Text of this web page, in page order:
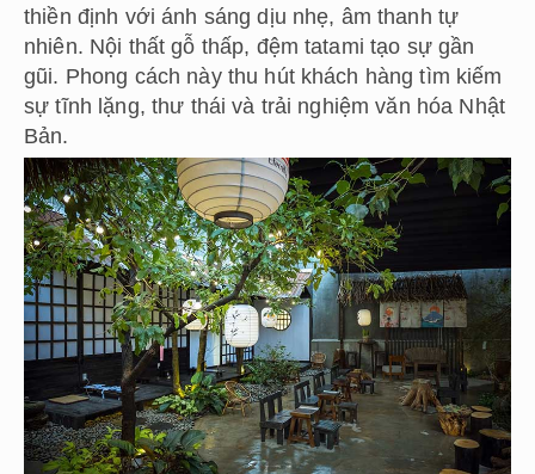
thiền định với ánh sáng dịu nhẹ, âm thanh tự
nhiên. Nội thất gỗ thấp, đệm tatami tạo sự gần
gũi. Phong cách này thu hút khách hàng tìm kiếm
sự tĩnh lặng, thư thái và trải nghiệm văn hóa Nhật
Bản.